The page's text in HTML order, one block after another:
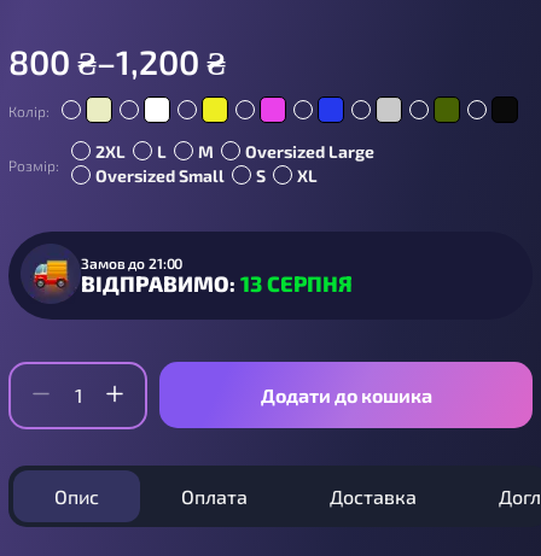
800 ₴–1,200 ₴
Колір:
Розмір:
2XL L M
Oversized Large
Oversized Small
S XL
Замов до 21:00
ВІДПРАВИМО: 13 СЕРПНЯ
Додати до кошика
Опис Оплата Доставка